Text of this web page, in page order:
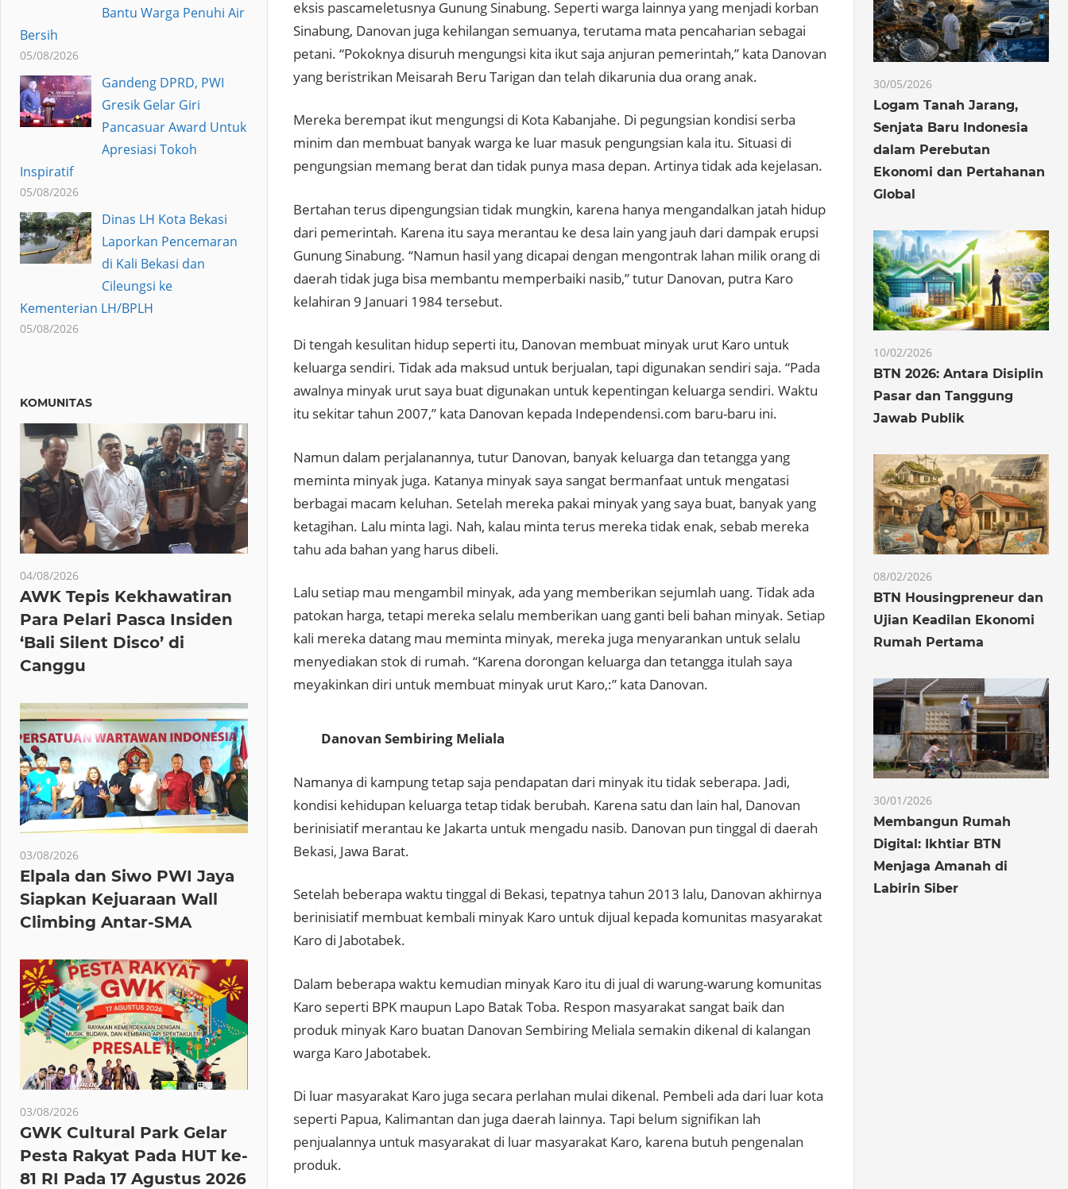
eksis pascameletusnya Gunung Sinabung. Seperti warga lainnya yang menjadi korban
Sinabung, Danovan juga kehilangan semuanya, terutama mata pencaharian sebagai
petani. “Pokoknya disuruh mengungsi kita ikut saja anjuran pemerintah,” kata Danovan
yang beristrikan Meisarah Beru Tarigan dan telah dikarunia dua orang anak.
Mereka berempat ikut mengungsi di Kota Kabanjahe. Di pegungsian kondisi serba
minim dan membuat banyak warga ke luar masuk pengungsian kala itu. Situasi di
pengungsian memang berat dan tidak punya masa depan. Artinya tidak ada kejelasan.
Bertahan terus dipengungsian tidak mungkin, karena hanya mengandalkan jatah hidup
dari pemerintah. Karena itu saya merantau ke desa lain yang jauh dari dampak erupsi
Gunung Sinabung. “Namun hasil yang dicapai dengan mengontrak lahan milik orang di
daerah tidak juga bisa membantu memperbaiki nasib,” tutur Danovan, putra Karo
kelahiran 9 Januari 1984 tersebut.
Di tengah kesulitan hidup seperti itu, Danovan membuat minyak urut Karo untuk
keluarga sendiri. Tidak ada maksud untuk berjualan, tapi digunakan sendiri saja. “Pada
awalnya minyak urut saya buat digunakan untuk kepentingan keluarga sendiri. Waktu
itu sekitar tahun 2007,” kata Danovan kepada Independensi.com baru-baru ini.
Namun dalam perjalanannya, tutur Danovan, banyak keluarga dan tetangga yang
meminta minyak juga. Katanya minyak saya sangat bermanfaat untuk mengatasi
berbagai macam keluhan. Setelah mereka pakai minyak yang saya buat, banyak yang
ketagihan. Lalu minta lagi. Nah, kalau minta terus mereka tidak enak, sebab mereka
tahu ada bahan yang harus dibeli.
Lalu setiap mau mengambil minyak, ada yang memberikan sejumlah uang. Tidak ada
patokan harga, tetapi mereka selalu memberikan uang ganti beli bahan minyak. Setiap
kali mereka datang mau meminta minyak, mereka juga menyarankan untuk selalu
menyediakan stok di rumah. “Karena dorongan keluarga dan tetangga itulah saya
meyakinkan diri untuk membuat minyak urut Karo,:” kata Danovan.
Danovan Sembiring Meliala
Namanya di kampung tetap saja pendapatan dari minyak itu tidak seberapa. Jadi,
kondisi kehidupan keluarga tetap tidak berubah. Karena satu dan lain hal, Danovan
berinisiatif merantau ke Jakarta untuk mengadu nasib. Danovan pun tinggal di daerah
Bekasi, Jawa Barat.
Setelah beberapa waktu tinggal di Bekasi, tepatnya tahun 2013 lalu, Danovan akhirnya
berinisiatif membuat kembali minyak Karo untuk dijual kepada komunitas masyarakat
Karo di Jabotabek.
Dalam beberapa waktu kemudian minyak Karo itu di jual di warung-warung komunitas
Karo seperti BPK maupun Lapo Batak Toba. Respon masyarakat sangat baik dan
produk minyak Karo buatan Danovan Sembiring Meliala semakin dikenal di kalangan
warga Karo Jabotabek.
Di luar masyarakat Karo juga secara perlahan mulai dikenal. Pembeli ada dari luar kota
seperti Papua, Kalimantan dan juga daerah lainnya. Tapi belum signifikan lah
penjualannya untuk masyarakat di luar masyarakat Karo, karena butuh pengenalan
produk.
Bantu Warga Penuhi Air
Bersih
05/08/2026
Gandeng DPRD, PWI
Gresik Gelar Giri
Pancasuar Award Untuk
Apresiasi Tokoh
Inspiratif
05/08/2026
Dinas LH Kota Bekasi
Laporkan Pencemaran
di Kali Bekasi dan
Cileungsi ke
Kementerian LH/BPLH
05/08/2026
KOMUNITAS
04/08/2026
AWK Tepis Kekhawatiran
Para Pelari Pasca Insiden
‘Bali Silent Disco’ di
Canggu
03/08/2026
Elpala dan Siwo PWI Jaya
Siapkan Kejuaraan Wall
Climbing Antar-SMA
03/08/2026
GWK Cultural Park Gelar
Pesta Rakyat Pada HUT ke-
81 RI Pada 17 Agustus 2026
30/05/2026
Logam Tanah Jarang,
Senjata Baru Indonesia
dalam Perebutan
Ekonomi dan Pertahanan
Global
10/02/2026
BTN 2026: Antara Disiplin
Pasar dan Tanggung
Jawab Publik
08/02/2026
BTN Housingpreneur dan
Ujian Keadilan Ekonomi
Rumah Pertama
30/01/2026
Membangun Rumah
Digital: Ikhtiar BTN
Menjaga Amanah di
Labirin Siber